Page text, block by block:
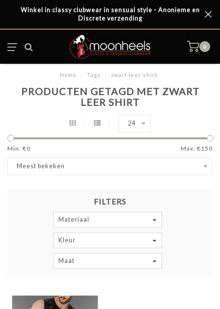
Winkel in classy clubwear in sensual style - Anonieme en
Discrete verzending
0
Home / Tags / zwart leer shirt
PRODUCTEN GETAGD MET ZWART
LEER SHIRT
24
Min: €0 Max: €150
Meest bekeken
FILTERS
Materiaal
Kleur
Maat